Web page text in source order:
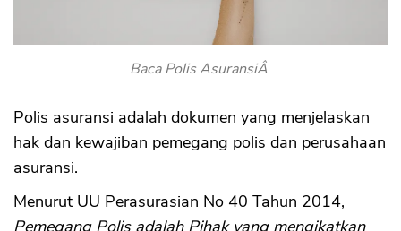
Baca Polis AsuransiÂ
Polis asuransi adalah dokumen yang menjelaskan
hak dan kewajiban pemegang polis dan perusahaan
asuransi.
Menurut UU Perasurasian No 40 Tahun 2014,